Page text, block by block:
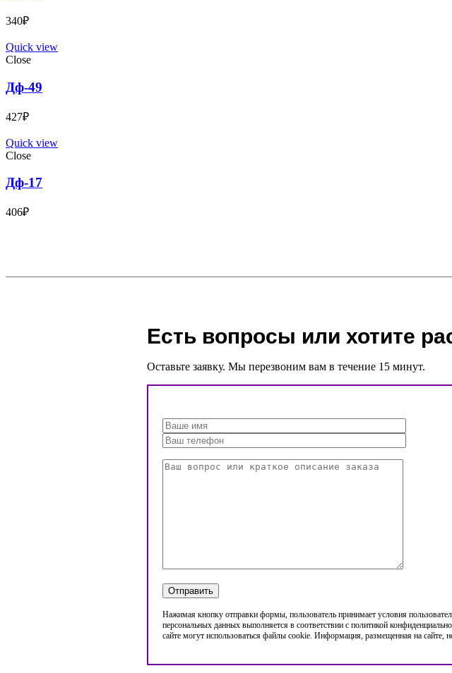
340₽
Quick view
Close
Дф-49
427₽
Quick view
Close
Дф-17
406₽
Есть вопросы или хотите
Оставьте заявку. Мы перезвоним вам в течение 15 минут.
Нажимая кнопку отправки формы, пользователь принимает условия
персональных данных выполняется в соответствии с политикой
сайте могут использоваться файлы cookie. Информация, размещенная на сайте,